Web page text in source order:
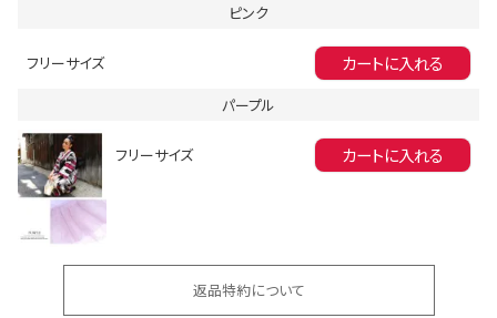
ピンク
フリーサイズ カートに入れる
パープル
フリーサイズ カートに入れる
返品特約について